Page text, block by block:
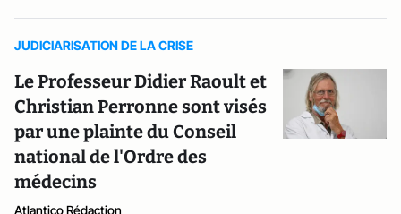
JUDICIARISATION DE LA CRISE
Le Professeur Didier Raoult et
Christian Perronne sont visés
par une plainte du Conseil
national de l'Ordre des
médecins
Atlantico Rédaction